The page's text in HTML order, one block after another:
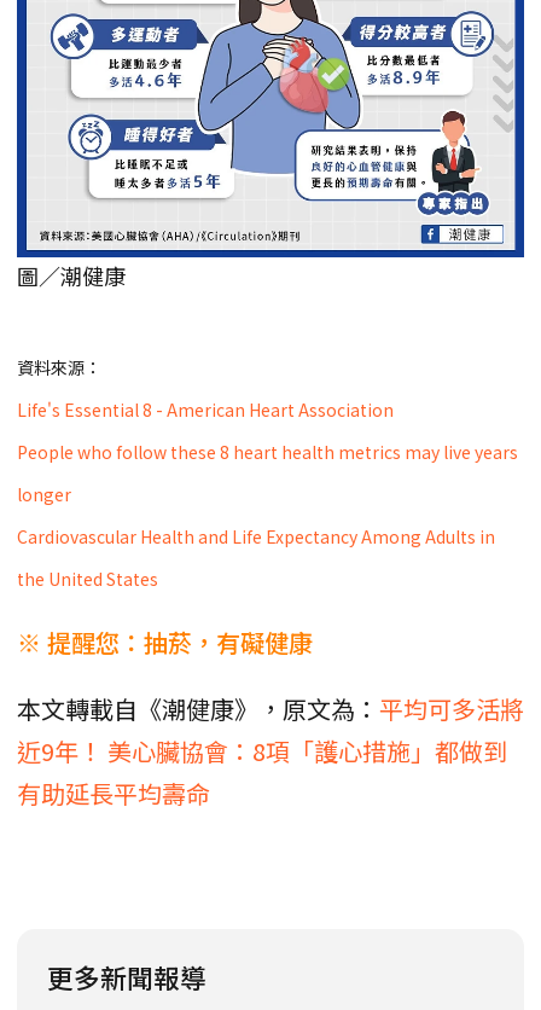
圖／潮健康
資料來源：
Life's Essential 8 - American Heart Association
People who follow these 8 heart health metrics may live years
longer
Cardiovascular Health and Life Expectancy Among Adults in
the United States
※ 提醒您：抽菸，有礙健康
本文轉載自《潮健康》，原文為： 平均可多活將
近9年！ 美心臟協會：8項「護心措施」都做到
有助延長平均壽命
更多新聞報導